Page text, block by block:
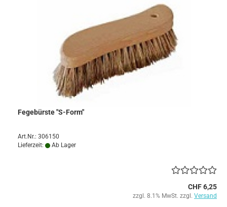
Fegebürste "S-Form"
Art.Nr.: 306150
Lieferzeit:
Ab Lager
CHF 6,25
zzgl. 8.1% MwSt. zzgl. Versand